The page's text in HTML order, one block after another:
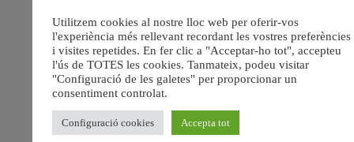
Diputació de València ja ha anunciat les obres
d’execució d’estes interseccions que milloraran la
seguretat viària de la CV-510 i la CV-506 a Alzira